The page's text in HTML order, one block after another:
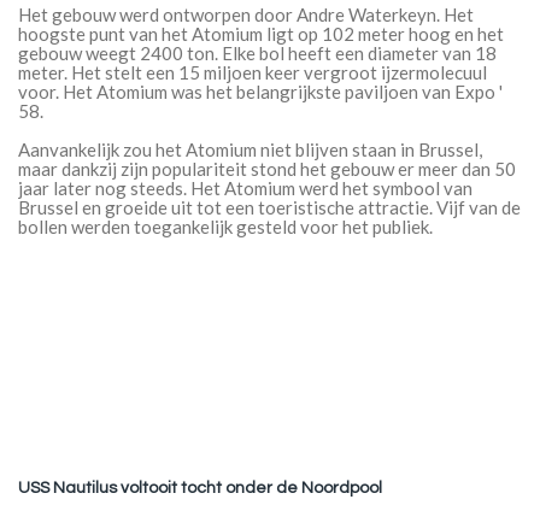
Het gebouw werd ontworpen door Andre Waterkeyn. Het
hoogste punt van het Atomium ligt op 102 meter hoog en het
gebouw weegt 2400 ton. Elke bol heeft een diameter van 18
meter. Het stelt een 15 miljoen keer vergroot ijzermolecuul
voor. Het Atomium was het belangrijkste paviljoen van Expo '
58.
Aanvankelijk zou het Atomium niet blijven staan in Brussel,
maar dankzij zijn populariteit stond het gebouw er meer dan 50
jaar later nog steeds. Het Atomium werd het symbool van
Brussel en groeide uit tot een toeristische attractie. Vijf van de
bollen werden toegankelijk gesteld voor het publiek.
USS Nautilus voltooit tocht onder de Noordpool